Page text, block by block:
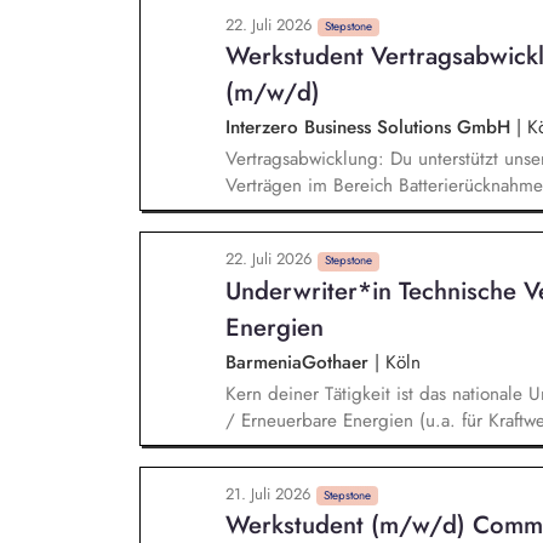
kundenorientierten, vernetzten und
Planung – von der Strategie bis in die
und Kurzfrist-Maßnahmen.
22. Juli 2026 Stepstone
Werkstudent
(m/w/d)
Interzero Business Solutions GmbH |
Vertragsabwicklung: Du unterstützt
Verträgen im Bereich
Kundenanfragen, bewertest diese
weitere Bearbeitung vor.
unseren Systemen und stellst eine
unterstützt bei der schriftlichen und
internen und externen Ansprechpartnern.
22. Juli 2026 Stepstone
Underwriter*in Technische
Energien
BarmeniaGothaer | Köln
Kern deiner Tätigkeit ist das nationale
/ Erneuerbare Energien (u.a. für
Photovoltaikanlagen, Biogasanlagen,
aber auch für Anlagen und Geräte im
how bei der Risikoanalyse und -
ein. Außerdem verantwortest du das
21. Juli 2026 Stepstone
Werkstudent (m/w/d)